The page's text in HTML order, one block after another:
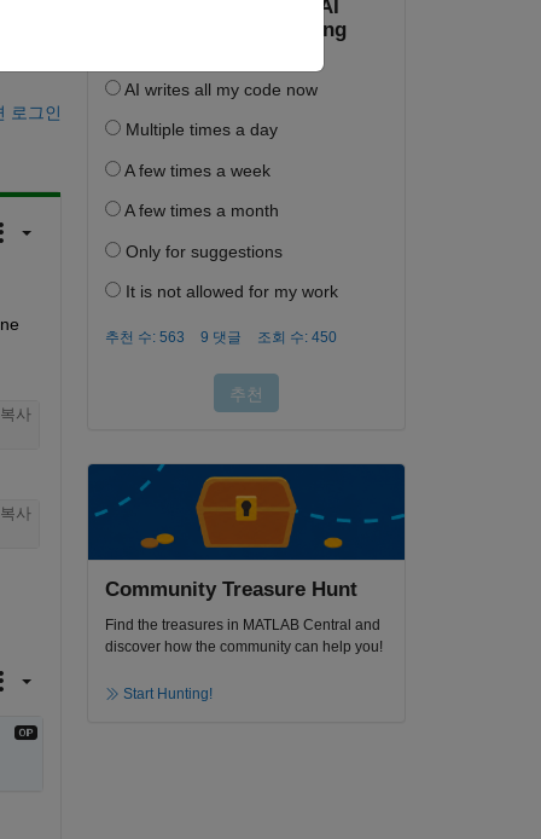
로그인
복사
복사
Community Treasure Hunt
Find the treasures in MATLAB Central and
discover how the community can help you!
Start Hunting!